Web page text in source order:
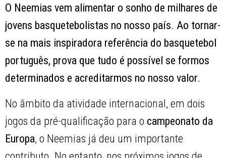
O Neemias vem alimentar o sonho de milhares de
jovens basquetebolistas no nosso país. Ao tornar-
se na mais inspiradora referência do basquetebol
português, prova que tudo é possível se formos
determinados e acreditarmos no nosso valor.
No âmbito da atividade internacional, em dois
jogos da pré-qualificação para o campeonato da
Europa, o Neemias já deu um importante